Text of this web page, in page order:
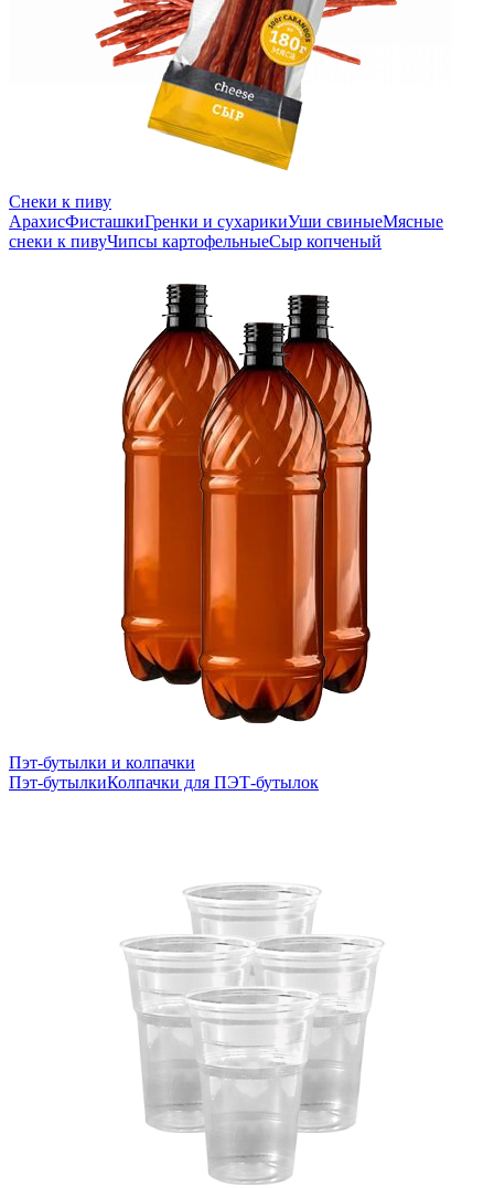
Снеки к пиву
АрахисФисташкиГренки и сухарикиУши свиныеМясные
снеки к пивуЧипсы картофельныеСыр копченый
Пэт-бутылки и колпачки
Пэт-бутылкиКолпачки для ПЭТ-бутылок